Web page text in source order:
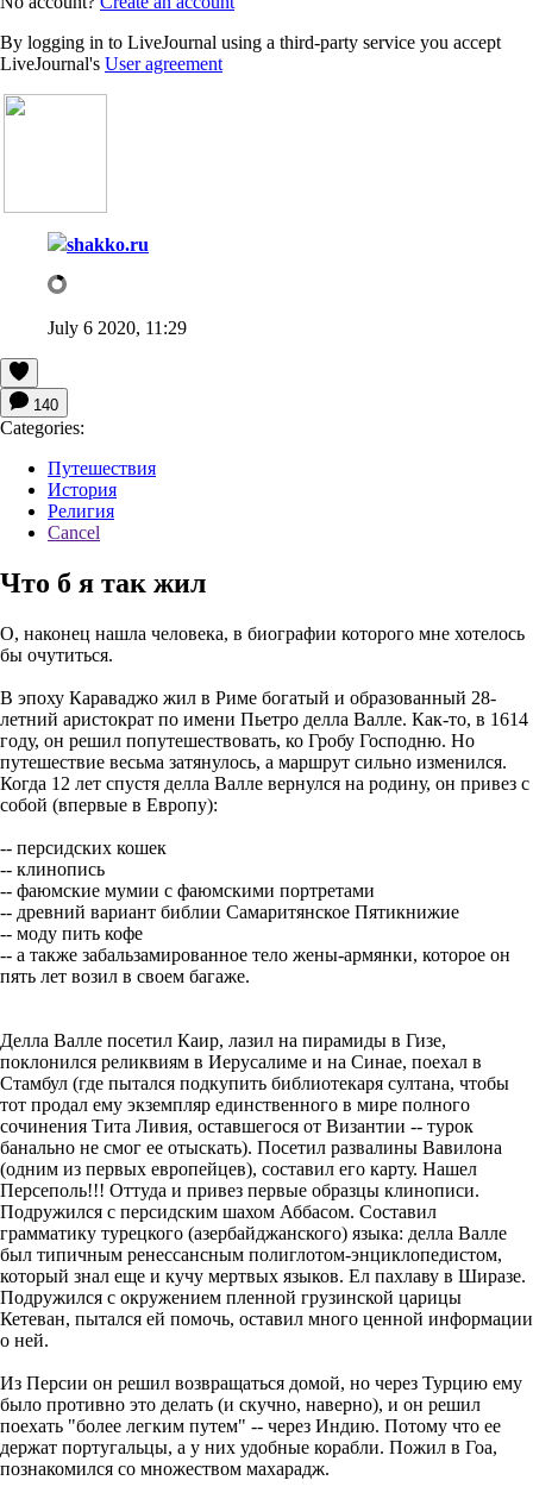
By logging in to LiveJournal using a third-party service you accept
LiveJournal's User agreement
shakko.ru
July 6 2020, 11:29
140
Categories:
Путешествия
История
Религия
Cancel
Что б я так жил
О, наконец нашла человека, в биографии которого мне хотелось
бы очутиться.
В эпоху Караваджо жил в Риме богатый и образованный 28-
летний аристократ по имени Пьетро делла Валле. Как-то, в 1614
году, он решил попутешествовать, ко Гробу Господню. Но
путешествие весьма затянулось, а маршрут сильно изменился.
Когда 12 лет спустя делла Валле вернулся на родину, он привез с
собой (впервые в Европу):
-- персидских кошек
-- клинопись
-- фаюмские мумии с фаюмскими портретами
-- древний вариант библии Самаритянское Пятикнижие
-- моду пить кофе
-- а также забальзамированное тело жены-армянки, которое он
пять лет возил в своем багаже.
Делла Валле посетил Каир, лазил на пирамиды в Гизе,
поклонился реликвиям в Иерусалиме и на Синае, поехал в
Стамбул (где пытался подкупить библиотекаря султана, чтобы
тот продал ему экземпляр единственного в мире полного
сочинения Тита Ливия, оставшегося от Византии -- турок
банально не смог ее отыскать). Посетил развалины Вавилона
(одним из первых европейцев), составил его карту. Нашел
Персеполь!!! Оттуда и привез первые образцы клинописи.
Подружился с персидским шахом Аббасом. Составил
грамматику турецкого (азербайджанского) языка: делла Валле
был типичным ренессансным полиглотом-энциклопедистом,
который знал еще и кучу мертвых языков. Ел пахлаву в Ширазе.
Подружился с окружением пленной грузинской царицы
Кетеван, пытался ей помочь, оставил много ценной информации
о ней.
Из Персии он решил возвращаться домой, но через Турцию ему
было противно это делать (и скучно, наверно), и он решил
поехать "более легким путем" -- через Индию. Потому что ее
держат португальцы, а у них удобные корабли. Пожил в Гоа,
познакомился со множеством махарадж.